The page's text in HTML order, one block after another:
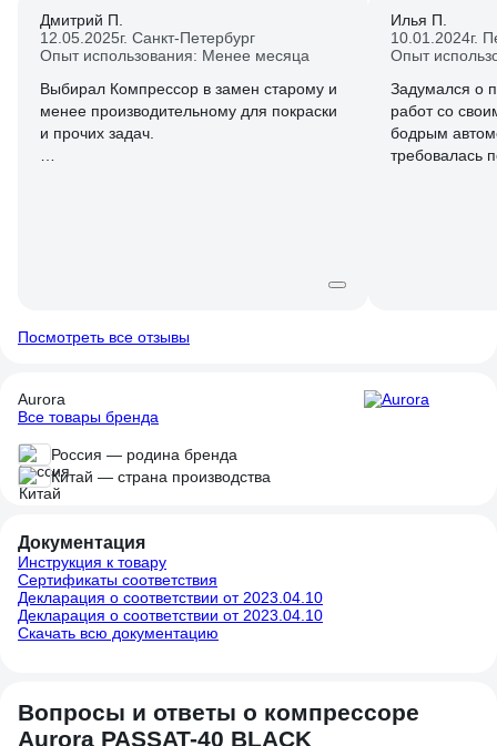
Дмитрий П.
12.05.2025г. Санкт-Петербург
Опыт использования: Менее месяца
Выбирал Компрессор в замен старому и
менее производительному для покраски
и прочих задач.
нормально даже с 0 бар. Дело было не в
такое попалось)
более ответственно и докинуть еще
бюджета.
Илья П.
10.01.2024г.
Опыт
Задумался о
работ со
бодрым
требовалась
основных
мощность, то
Посмотреть все отзывы
Aurora
Все товары бренда
Россия — родина бренда
Китай — страна производства
Документация
Инструкция к товару
Сертификаты соответствия
Декларация о соответствии от 2023.04.10
Декларация о соответствии от 2023.04.10
Скачать всю документацию
Вопросы и ответы о компрессоре
Aurora PASSAT-40 BLACK